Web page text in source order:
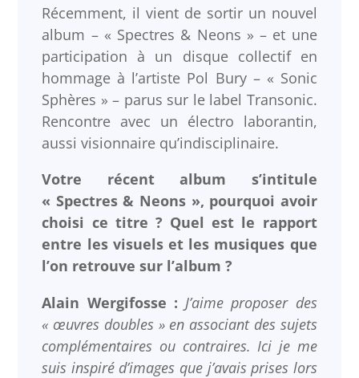
Récemment, il vient de sortir un nouvel
album – « Spectres & Neons » – et une
participation à un disque collectif en
hommage à l’artiste Pol Bury – « Sonic
Sphères » – parus sur le label Transonic.
Rencontre avec un électro laborantin,
aussi visionnaire qu’indisciplinaire.
Votre récent album s’intitule
« Spectres & Neons », pourquoi avoir
choisi ce titre ? Quel est le rapport
entre les visuels et les musiques que
l’on retrouve sur l’album ?
Alain Wergifosse : J’aime proposer des
« œuvres doubles » en associant des sujets
complémentaires ou contraires. Ici je me
suis inspiré d’images que j’avais prises lors